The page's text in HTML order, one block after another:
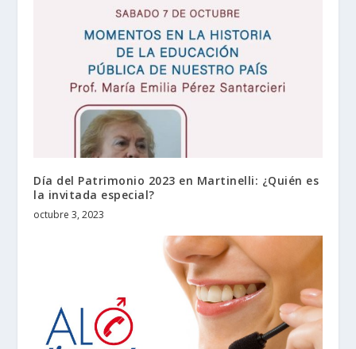
Día del Patrimonio 2023 en Martinelli: ¿Quién es
la invitada especial?
octubre 3, 2023